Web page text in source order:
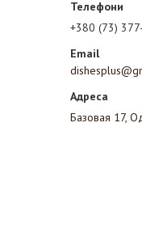
+380 (73)
Базовая 17,